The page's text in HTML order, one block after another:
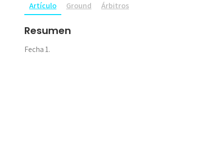
Artículo Ground Árbitros
Resumen
Fecha 1.